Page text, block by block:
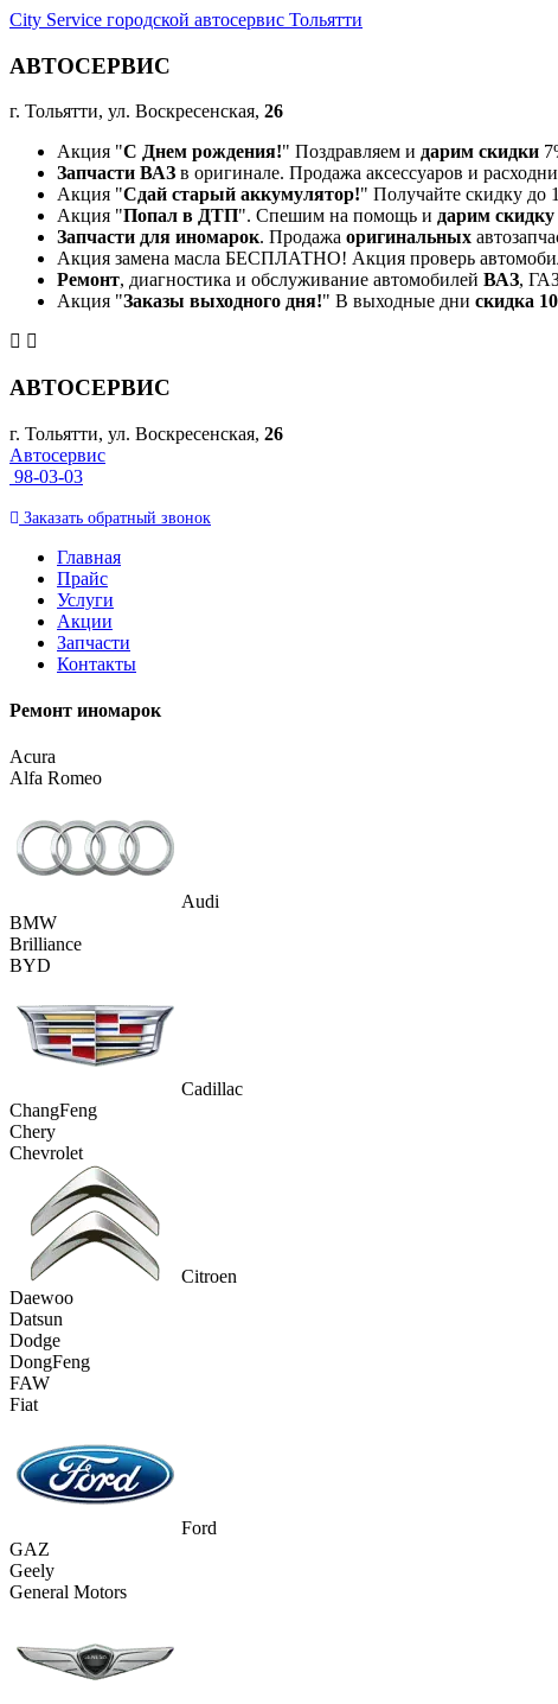
City Service городской автосервис Тольятти
АВТОСЕРВИС
г. Тольятти, ул. Воскресенская, 26
Акция "С Днем рождения!" Поздравляем и дарим скидки
Запчасти ВАЗ в оригинале. Продажа аксессуаров и
Акция "Сдай старый аккумулятор!" Получайте скидку до
Акция "Попал в ДТП". Спешим на помощь и дарим скидку
Запчасти для иномарок. Продажа оригинальных
Акция замена масла БЕСПЛАТНО! Акция проверь
Ремонт, диагностика и обслуживание автомобилей ВАЗ,
Акция "Заказы выходного дня!" В выходные дни скидка
АВТОСЕРВИС
г. Тольятти, ул. Воскресенская, 26
Автосервис
98-03-03
Заказать обратный звонок
Главная
Прайс
Услуги
Акции
Запчасти
Контакты
Ремонт иномарок
Acura
Alfa Romeo
Audi
BMW
Brilliance
BYD
Cadillac
ChangFeng
Chery
Chevrolet
Citroen
Daewoo
Datsun
Dodge
DongFeng
FAW
Fiat
Ford
GAZ
Geely
General Motors